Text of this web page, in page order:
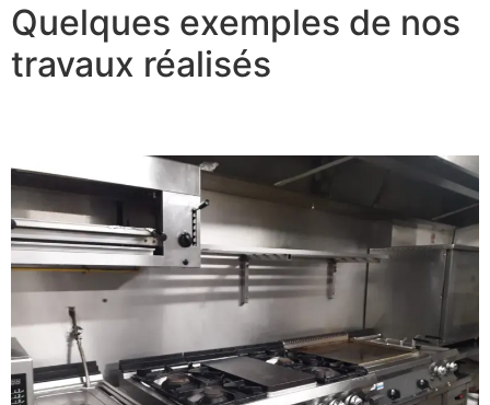
Quelques exemples de nos
travaux réalisés